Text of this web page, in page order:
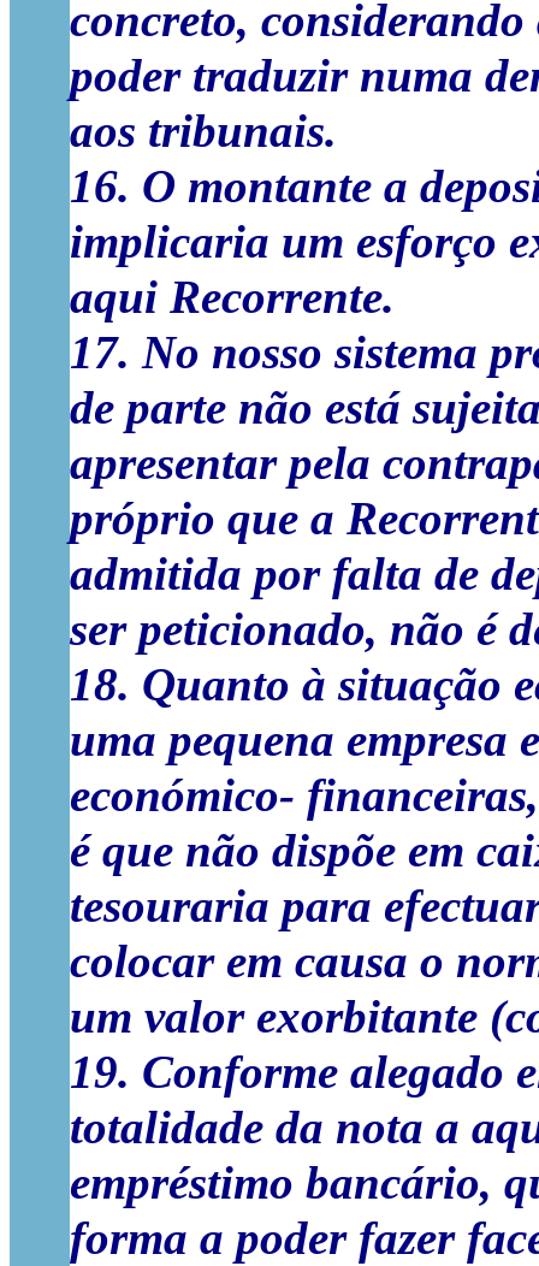
concreto,
poder traduzir numa
aos tribunais.
16. O montante a
implicaria um esforço
aqui Recorrente.
17. No nosso sistema
de parte não está
apresentar pela
próprio que a
admitida por falta de
ser peticionado, não é
18. Quanto à situação
uma pequena empresa
económico-
é que não dispõe em
tesouraria para
colocar em causa o
um valor exorbitante
19. Conforme alegado
totalidade da nota a
empréstimo bancário,
forma a poder fazer